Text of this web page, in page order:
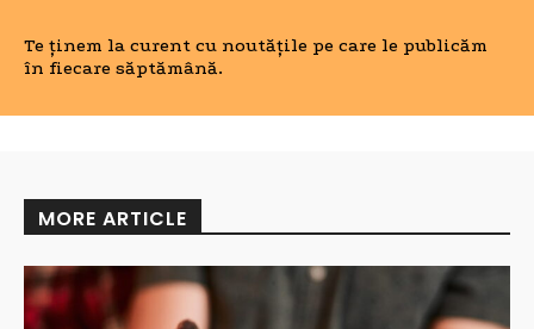
Te ținem la curent cu noutățile pe care le publicăm
în fiecare săptămână.
MORE ARTICLE